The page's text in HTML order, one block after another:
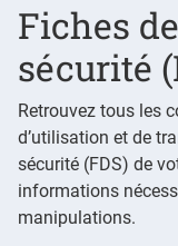
Fiches
sécurité
Retrouvez tous les
d’utilisation et de
sécurité (FDS) de
informations
manipulations.